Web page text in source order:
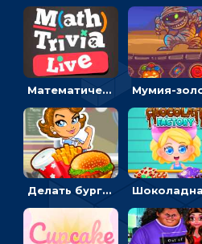
Математическая викторина мультиплеер: решать примеры на время
Делать бургеры, чтобы открывать новые ингредиенты - для девочек